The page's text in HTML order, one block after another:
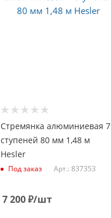
Стремянка алюминиевая 7
ступеней 80 мм 1,48 м
Hesler
Под заказ Арт.: 837353
7 200₽/шт